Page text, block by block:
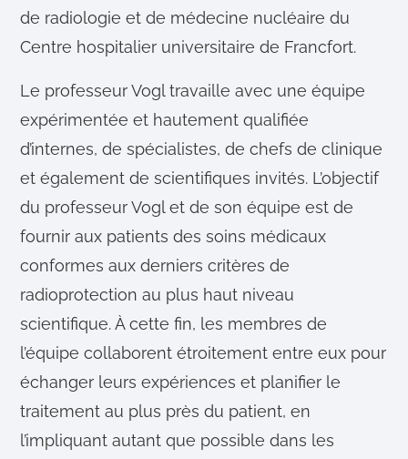
de radiologie et de médecine nucléaire du
Centre hospitalier universitaire de Francfort.
Le professeur Vogl travaille avec une équipe
expérimentée et hautement qualifiée
d’internes, de spécialistes, de chefs de clinique
et également de scientifiques invités. L’objectif
du professeur Vogl et de son équipe est de
fournir aux patients des soins médicaux
conformes aux derniers critères de
radioprotection au plus haut niveau
scientifique. À cette fin, les membres de
l’équipe collaborent étroitement entre eux pour
échanger leurs expériences et planifier le
traitement au plus près du patient, en
l’impliquant autant que possible dans les